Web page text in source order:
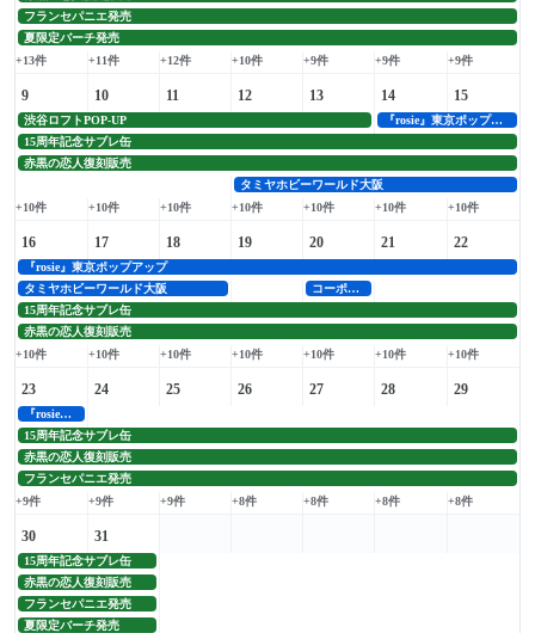
フランセパニエ発売
夏限定バーチ発売
+13件
+11件 +12件 +10件 +9件 +9件 +9件
9 10 11 12 13 14 15
渋谷ロフトPOP-UP
『rosie』東京ポップアップ
15周年記念サブレ缶
赤黒の恋人復刻販売
タミヤホビーワールド大阪
+10件
+10件 +10件 +10件 +10件 +10件 +10件
16 17 18 19 20 21 22
『rosie』東京ポップアップ
タミヤホビーワールド大阪
コーポレートロゴ刷新
15周年記念サブレ缶
赤黒の恋人復刻販売
+10件
+10件 +10件 +10件 +10件 +10件 +10件
23 24 25 26 27 28 29
『rosie』東京ポップアップ
15周年記念サブレ缶
赤黒の恋人復刻販売
フランセパニエ発売
+9件
+9件 +9件 +8件 +8件 +8件 +8件
30 31
15周年記念サブレ缶
赤黒の恋人復刻販売
フランセパニエ発売
夏限定バーチ発売